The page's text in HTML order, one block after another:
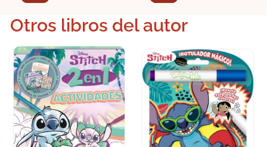
Otros libros del autor